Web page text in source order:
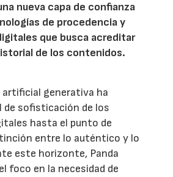
nueva capa de confianza
de procedencia y
que busca acreditar
de los contenidos.
generativa ha
de sofisticación de los
hasta el punto de
entre lo auténtico y lo
este horizonte, Panda
foco en la necesidad de